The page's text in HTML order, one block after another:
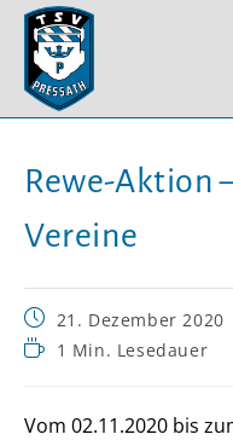
Zum
Inhalt
springen
Rewe-Aktion
Vereine
Beitrag
veröffentlicht:
21. Dezember 2020
Lesedauer:
1 Min. Lesedauer
Vom 02.11.2020 bis